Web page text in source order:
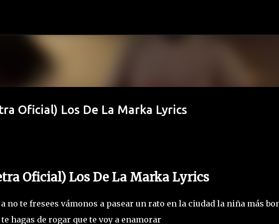
Oficial) Los De La Marka Lyrics
Oficial) Los De La Marka Lyrics
no te fresees vámonos a pasear un rato en la ciudad la niña más
hagas de rogar que te voy a enamorar